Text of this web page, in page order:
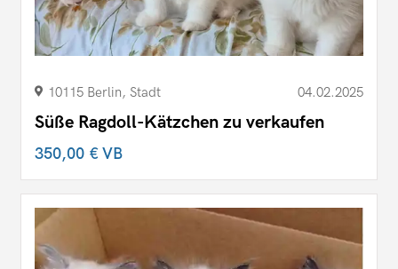
10115 Berlin, Stadt 04.02.2025
Süße Ragdoll-Kätzchen zu verkaufen
350,00 €VB